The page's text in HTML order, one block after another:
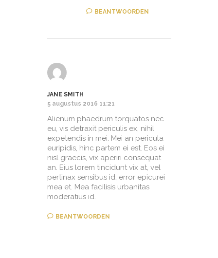
BEANTWOORDEN
JANE SMITH
5 augustus 2016 11:21
Alienum phaedrum torquatos nec
eu, vis detraxit periculis ex, nihil
expetendis in mei. Mei an pericula
euripidis, hinc partem ei est. Eos ei
nisl graecis, vix aperiri consequat
an. Eius lorem tincidunt vix at, vel
pertinax sensibus id, error epicurei
mea et. Mea facilisis urbanitas
moderatius id.
BEANTWOORDEN